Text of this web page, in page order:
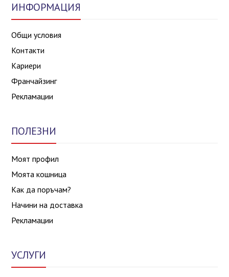
ИНФОРМАЦИЯ
Общи условия
Контакти
Кариери
Франчайзинг
Рекламации
ПОЛЕЗНИ
Моят профил
Моята кошница
Как да поръчам?
Начини на доставка
Рекламации
УСЛУГИ